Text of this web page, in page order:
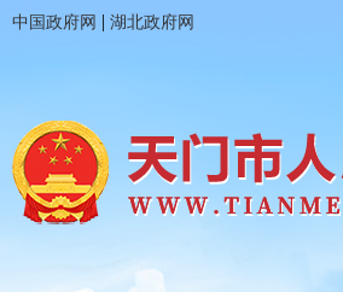
中国政府网 | 湖北政府网